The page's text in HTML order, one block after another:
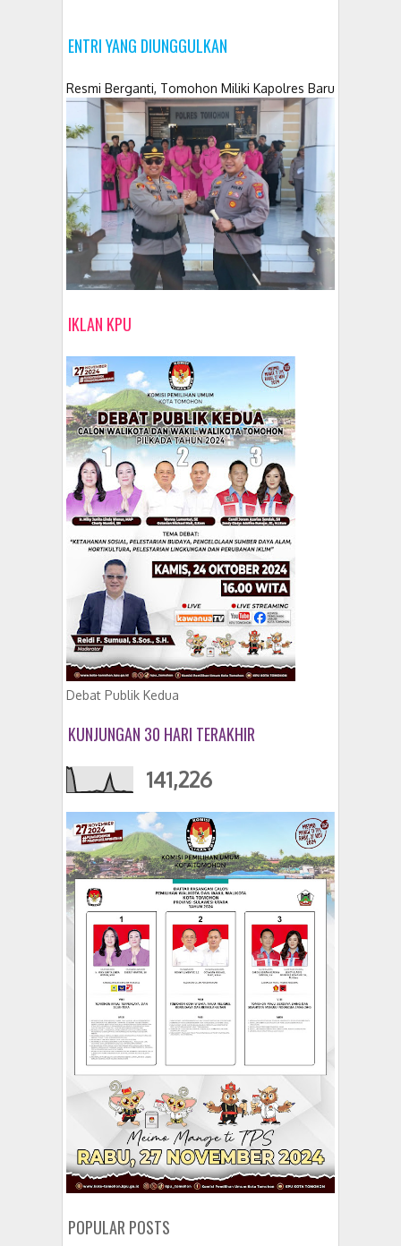
ENTRI YANG DIUNGGULKAN
Resmi Berganti, Tomohon Miliki Kapolres Baru
IKLAN KPU
Debat Publik Kedua
KUNJUNGAN 30 HARI TERAKHIR
141,226
POPULAR POSTS